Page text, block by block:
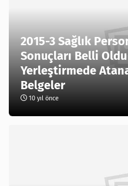
2015-3 Sağlık
Sonuçları Belli Oldu
Yerleştirmede
Belgeler
10 yıl önce